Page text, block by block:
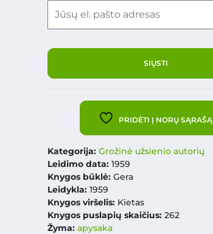
PRIDĖTI Į NORŲ SĄRAŠĄ
Kategorija: Grožinė užsienio autorių
Leidimo data:1959
Knygos būklė: Gera
Leidykla:1959
Knygos viršelis: Kietas
Knygos puslapių skaičius: 262
Žyma: apysaka